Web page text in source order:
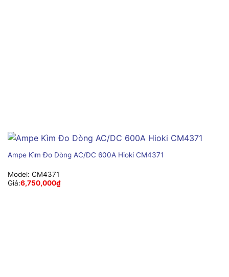
Ampe Kìm Đo Dòng AC/DC 600A Hioki CM4371
Model: CM4371
Giá:6,750,000₫